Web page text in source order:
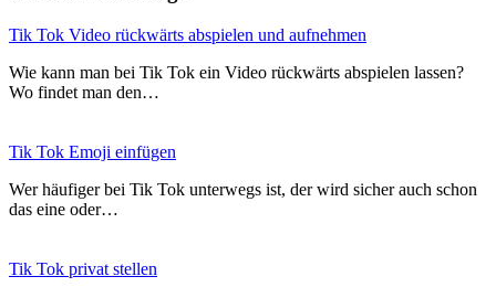
Tik Tok Video rückwärts abspielen und aufnehmen
Wie kann man bei Tik Tok ein Video rückwärts abspielen lassen?
Wo findet man den…
Tik Tok Emoji einfügen
Wer häufiger bei Tik Tok unterwegs ist, der wird sicher auch schon
das eine oder…
Tik Tok privat stellen